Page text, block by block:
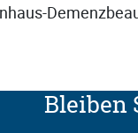
Bleiben